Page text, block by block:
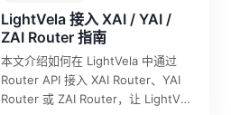
LightVela 接入 XAI / YAI /
ZAI Router 指南
本文介绍如何在 LightVela 中通过
Router API 接入 XAI Router、YAI
Router 或 ZAI Router，让 LightVela